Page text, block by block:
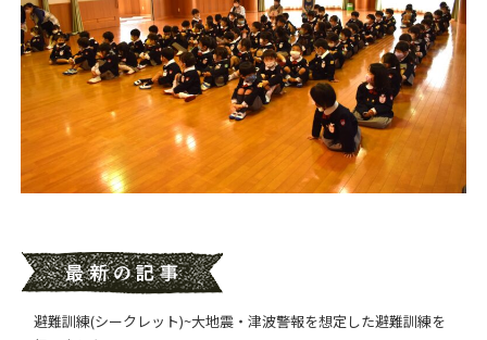
避難訓練(シークレット)~大地震・津波警報を想定した避難訓練を